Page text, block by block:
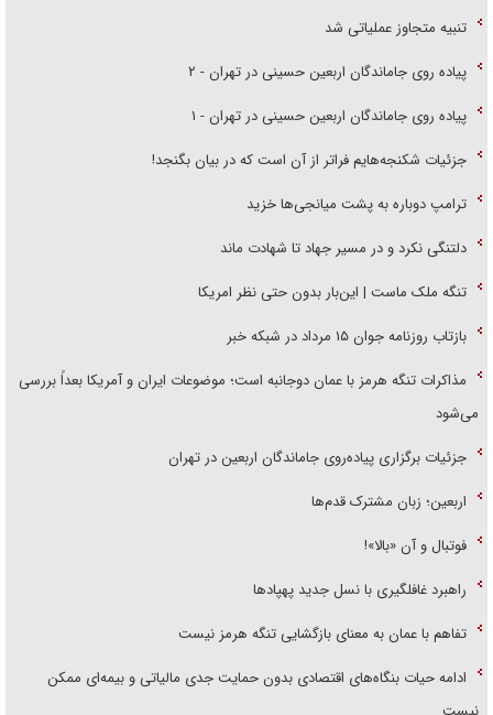
تنبیه متجاوز عملیاتی شد
پیاده روی جاماندگان اربعین حسینی در تهران - ۲
پیاده روی جاماندگان اربعین حسینی در تهران - ۱
جزئیات شکنجه‌هایم فراتر از آن است که در بیان بگنجد!
ترامپ دوباره به پشت میانجی‌ها خزید
دلتنگی نکرد و در مسیر جهاد تا شهادت ماند
تنگه ملک ماست | این‌بار بدون حتی نظر امریکا
بازتاب روزنامه جوان ۱۵ مرداد در شبکه خبر
مذاکرات تنگه هرمز با عمان دوجانبه است؛ موضوعات ایران و آمریکا بعداً بررسی
می‌شود
جزئیات برگزاری پیاده‌روی جاماندگان اربعین در تهران
اربعین؛ زبان مشترک قدم‌ها
فوتبال و آن «بالا»!
راهبرد غافلگیری با نسل جدید پهپاد‌ها
تفاهم با عمان به معنای بازگشایی تنگه هرمز نیست
ادامه حیات بنگاه‌های اقتصادی بدون حمایت جدی مالیاتی و بیمه‌ای ممکن